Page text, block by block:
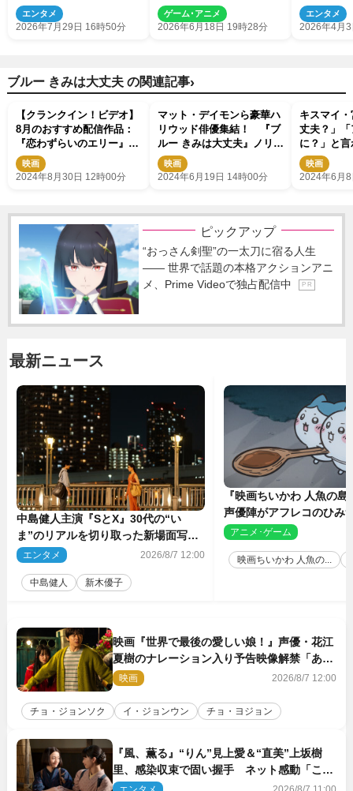
ー」8月毎週日曜放送
エンタメ
2026年7月29日 16時50分
PV解禁
ゲーム･アニメ
2026年6月18日 19時28分
んでした
表
エンタメ
2026年4月
ブルー きみは大丈夫 の関連記事›
【クランクイン！ビデオ】
8月のおすすめ配信作品：
『恋わずらいのエリー』
『クワイエット・プレイ
ス：DAY 1』『トゥルー・
映画
2024年8月30日 12時00分
マット・デイモンら豪華ハ
リウッド俳優集結！ 『ブ
ルー きみは大丈夫』ノリノ
リアフレコ風景＆監督イン
タビュー映像公開
映画
2024年6月19日 14時00分
キスマイ
丈夫？」
に？」と
身に伝え
夫」
映画
2024年6月
ピックアップ
“おっさん剣聖”の一太刀に宿る人生
―― 世界で話題の本格アクションアニ
メ、Prime Videoで独占配信中
P R
最新ニュース
中島健人主演『SとX』30代の“い
ま”のリアルを切り取った新場面写真
5点解禁
エンタメ 2026/8/7 12:00
中島健人 新木優子
『映画ちいかわ 人魚の
声優陣がアフレコのひみ
を解説！ 新カットも到
アニメ･ゲーム
映画ちいかわ 人魚の...
映画『世界で最後の愛しい娘！』声優・花江
夏樹のナレーション入り予告映像解禁「あふ
れ出る温かさに涙が止まらない！」
映画 2026/8/7 12:00
チョ・ジョンソク イ・ジョンウン チョ・ヨジョン
『風、薫る』“りん”見上愛＆“直美”上坂樹
里、感染収束で固い握手 ネット感動「この
バディは最強」「アツい」